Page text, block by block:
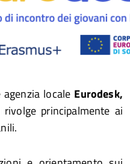
locale Eurodesk,
principalmente ai